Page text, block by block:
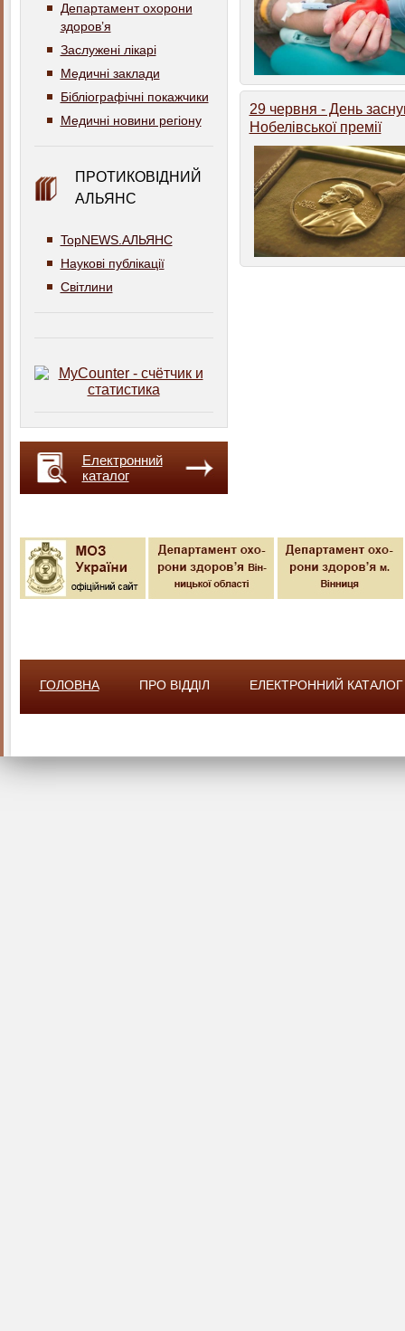
Департамент охорони
здоров’я
Заслужені лікарі
Медичні заклади
Бібліографічні покажчики
Медичні новини регіону
ПРОТИКОВІДНИЙ
АЛЬЯНС
TopNEWS.АЛЬЯНС
Наукові публікації
Світлини
Електронний
каталог
29 червня - День
Нобелівської премії
ГОЛОВНА ПРО ВІДДІЛ ЕЛЕКТРОННИЙ КАТАЛОГ